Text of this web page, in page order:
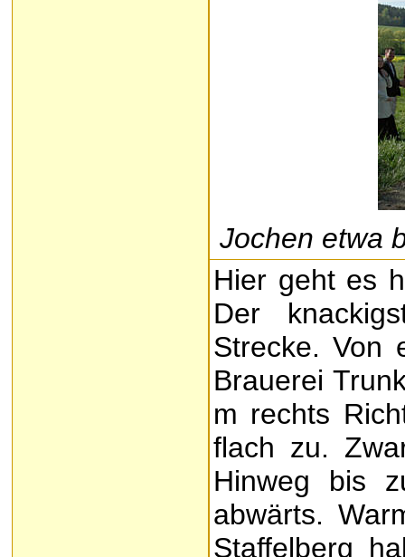
Jochen etwa
Hier geht es
Der
Strecke. Von
Brauerei
m rechts
flach zu.
Hinweg bis
abwärts.
Staffelberg